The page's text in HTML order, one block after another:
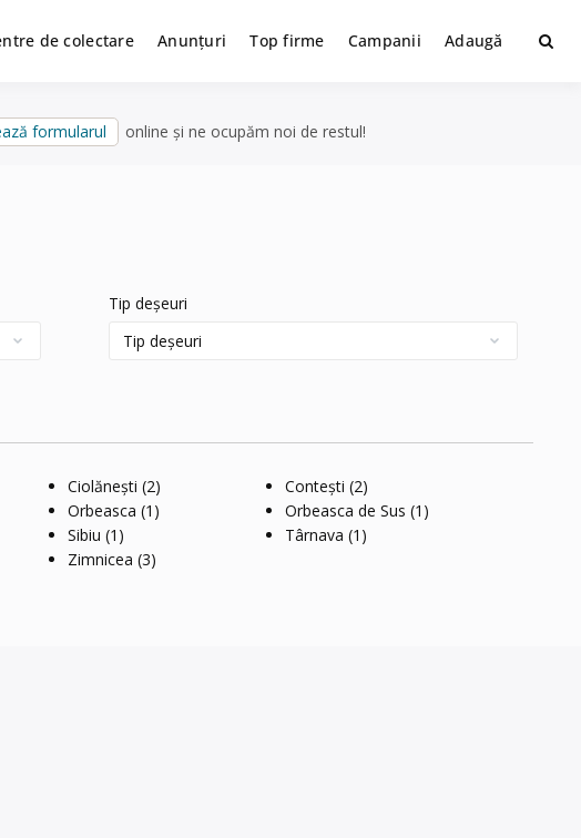
de colectare Anunțuri Top firme Campanii Adaugă
formularul online și ne ocupăm noi de restul!
Tip deșeuri
Ciolănești (2) Contești (2)
Orbeasca (1) Orbeasca de Sus (1)
Sibiu (1) Târnava (1)
Zimnicea (3)